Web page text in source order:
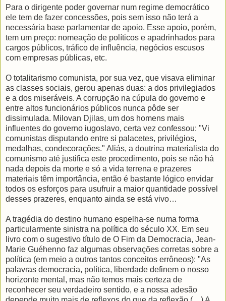
Para o dirigente poder governar num regime democrático
ele tem de fazer concessões, pois sem isso não terá a
necessária base parlamentar de apoio. Esse apoio, porém,
tem um preço: nomeação de políticos e apadrinhados para
cargos públicos, tráfico de influência, negócios escusos
com empresas públicas, etc.
O totalitarismo comunista, por sua vez, que visava eliminar
as classes sociais, gerou apenas duas: a dos privilegiados
e a dos miseráveis. A corrupção na cúpula do governo e
entre altos funcionários públicos nunca pôde ser
dissimulada. Milovan Djilas, um dos homens mais
influentes do governo iugoslavo, certa vez confessou: "Vi
comunistas disputando entre si palacetes, privilégios,
medalhas, condecorações." Aliás, a doutrina materialista do
comunismo até justifica este procedimento, pois se não há
nada depois da morte e só a vida terrena e prazeres
materiais têm importância, então é bastante lógico envidar
todos os esforços para usufruir a maior quantidade possível
desses prazeres, enquanto ainda se está vivo…
A tragédia do destino humano espelha-se numa forma
particularmente sinistra na política do século XX. Em seu
livro com o sugestivo título de O Fim da Democracia, Jean-
Marie Guéhenno faz algumas observações corretas sobre a
política (em meio a outros tantos conceitos errôneos): "As
palavras democracia, política, liberdade definem o nosso
horizonte mental, mas não temos mais certeza de
reconhecer seu verdadeiro sentido, e a nossa adesão